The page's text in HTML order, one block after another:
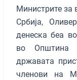
Министрите за
Србија,
денеска беа
во Општина
државата
членови на